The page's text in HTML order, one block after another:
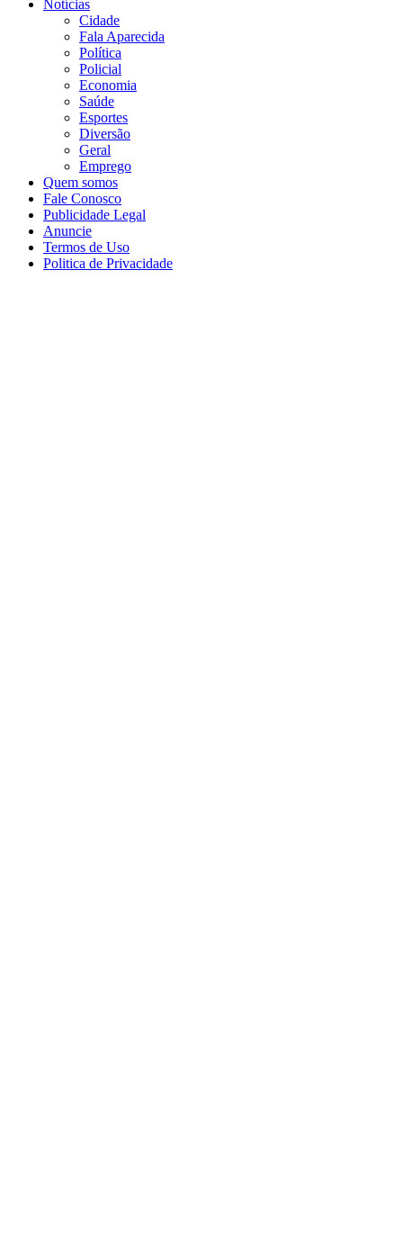
Notícias
Cidade
Fala Aparecida
Política
Policial
Economia
Saúde
Esportes
Diversão
Geral
Emprego
Quem somos
Fale Conosco
Publicidade Legal
Anuncie
Termos de Uso
Politica de Privacidade